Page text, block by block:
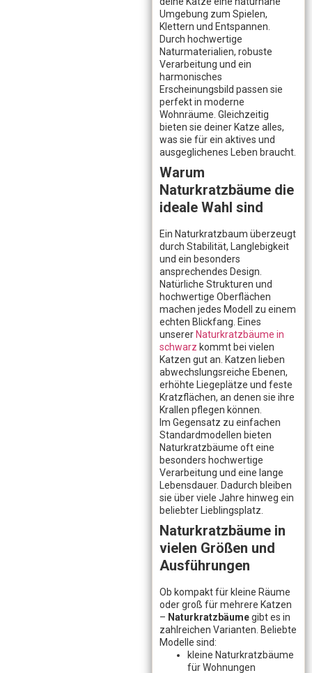
Umgebung zum Spielen,
Klettern und Entspannen.
Durch hochwertige
Naturmaterialien, robuste
Verarbeitung und ein
harmonisches
Erscheinungsbild passen sie
perfekt in moderne
Wohnräume. Gleichzeitig
bieten sie deiner Katze alles,
was sie für ein aktives und
ausgeglichenes Leben braucht.
Warum
Naturkratzbäume die
ideale Wahl sind
Ein Naturkratzbaum überzeugt
durch Stabilität, Langlebigkeit
und ein besonders
ansprechendes Design.
Natürliche Strukturen und
hochwertige Oberflächen
machen jedes Modell zu einem
echten Blickfang. Eines
unserer Naturkratzbäume in
schwarz kommt bei vielen
Katzen gut an. Katzen lieben
abwechslungsreiche Ebenen,
erhöhte Liegeplätze und feste
Kratzflächen, an denen sie ihre
Krallen pflegen können.
Im Gegensatz zu einfachen
Standardmodellen bieten
Naturkratzbäume oft eine
besonders hochwertige
Verarbeitung und eine lange
Lebensdauer. Dadurch bleiben
sie über viele Jahre hinweg ein
beliebter Lieblingsplatz.
Naturkratzbäume in
vielen Größen und
Ausführungen
Ob kompakt für kleine Räume
oder groß für mehrere Katzen
– Naturkratzbäumegibt es in
zahlreichen Varianten. Beliebte
Modelle sind:
kleine Naturkratzbäume
für Wohnungen